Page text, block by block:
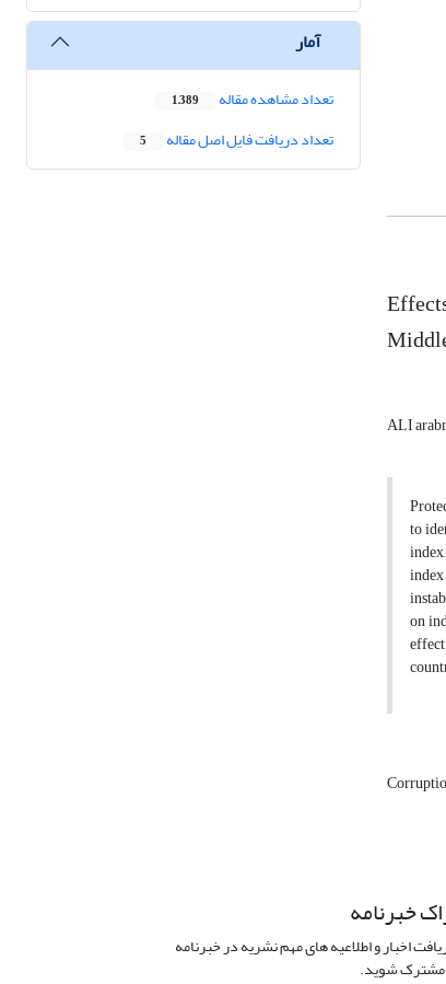
ALI
to
on
آمار
تعداد مشاهده مقاله 1,389
تعداد دریافت فایل اصل مقاله 5
خبرنامه
اخبار و اطلاعیه های مهم نشریه در خبرنامه
شوید.